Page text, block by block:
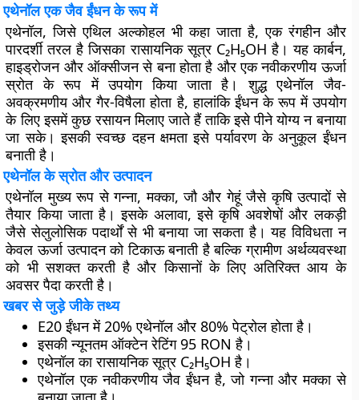
एथेनॉल एक जैव ईंधन के रूप में
एथेनॉल, जिसे एथिल अल्कोहल भी कहा जाता है, एक रंगहीन और
पारदर्शी तरल है जिसका रासायनिक सूत्र C₂H₅OH है। यह कार्बन,
हाइड्रोजन और ऑक्सीजन से बना होता है और एक नवीकरणीय ऊर्जा
स्रोत के रूप में उपयोग किया जाता है। शुद्ध एथेनॉल जैव-
अवक्रमणीय और गैर-विषैला होता है, हालांकि ईंधन के रूप में उपयोग
के लिए इसमें कुछ रसायन मिलाए जाते हैं ताकि इसे पीने योग्य न बनाया
जा सके। इसकी स्वच्छ दहन क्षमता इसे पर्यावरण के अनुकूल ईंधन
बनाती है।
एथेनॉल के स्रोत और उत्पादन
एथेनॉल मुख्य रूप से गन्ना, मक्का, जौ और गेहूं जैसे कृषि उत्पादों से
तैयार किया जाता है। इसके अलावा, इसे कृषि अवशेषों और लकड़ी
जैसे सेलुलोसिक पदार्थों से भी बनाया जा सकता है। यह विविधता न
केवल ऊर्जा उत्पादन को टिकाऊ बनाती है बल्कि ग्रामीण अर्थव्यवस्था
को भी सशक्त करती है और किसानों के लिए अतिरिक्त आय के
अवसर पैदा करती है।
खबर से जुड़े जीके तथ्य
E20 ईंधन में 20% एथेनॉल और 80% पेट्रोल होता है।
इसकी न्यूनतम ऑक्टेन रेटिंग 95 RON है।
एथेनॉल का रासायनिक सूत्र C₂H₅OH है।
एथेनॉल एक नवीकरणीय जैव ईंधन है, जो गन्ना और मक्का से